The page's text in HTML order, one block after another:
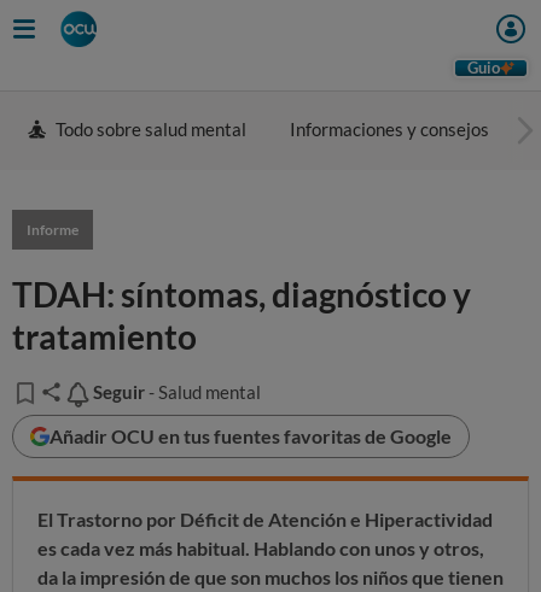
Guio
Todo sobre salud mental Informaciones y consejos
Informe
TDAH: síntomas, diagnóstico y
tratamiento
Seguir
Seguir - Salud mental
Añadir OCU en tus fuentes favoritas de Google
El Trastorno por Déficit de Atención e Hiperactividad
es cada vez más habitual. Hablando con unos y otros,
da la impresión de que son muchos los niños que tienen